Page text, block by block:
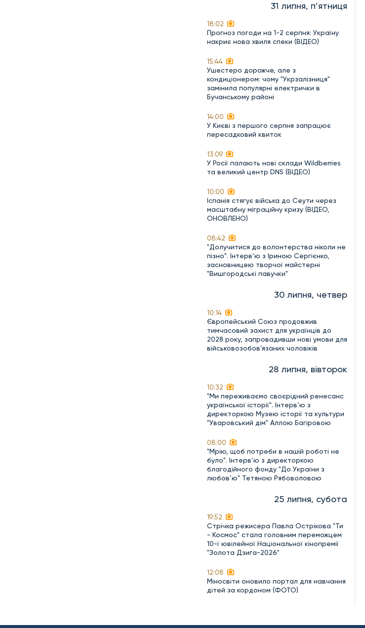
31 липня, п’ятниця
18:02
Прогноз погоди на 1-2 серпня: Україну
накриє нова хвиля спеки (ВІДЕО)
15:44
Ушестеро дорожче, але з
кондиціонером: чому "Укрзалізниця"
замінила популярні електрички в
Бучанському районі
14:00
У Києві з першого серпня запрацює
пересадковий квиток
13:09
У Росії палають нові склади Wildberries
та великий центр DNS (ВІДЕО)
10:00
Іспанія стягує війська до Сеути через
масштабну міграційну кризу (ВІДЕО,
ОНОВЛЕНО)
08:42
"Долучитися до волонтерства ніколи не
пізно". Інтерв’ю з Іриною Сергієнко,
засновницею творчої майстерні
"Вишгородські павучки"
30 липня, четвер
10:14
Європейський Союз продовжив
тимчасовий захист для українців до
2028 року, запровадивши нові умови для
військовозобов'язаних чоловіків
28 липня, вівторок
10:32
"Ми переживаємо своєрідний ренесанс
української історії". Інтерв’ю з
директоркою Музею історії та культури
"Уваровський дім" Аллою Багіровою
08:00
"Мрію, щоб потреби в нашій роботі не
було". Інтерв’ю з директоркою
благодійного фонду "До України з
любов’ю" Тетяною Рябоволовою
25 липня, субота
19:52
Стрічка режисера Павла Острікова "Ти
- Космос" стала головним переможцем
10-ї ювілейної Національної кінопремії
"Золота Дзиґа-2026"
12:08
Міносвіти оновило портал для навчання
дітей за кордоном (ФОТО)